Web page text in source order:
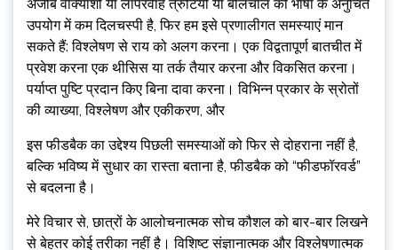
अजीब वाक्यांशों या लापरवाह त्रुटियों या बोलचाल की भाषा के अनुचित
उपयोग में कम दिलचस्पी है, फिर हम इसे प्रणालीगत समस्याएं मान
सकते हैं: विश्लेषण से राय को अलग करना। एक विद्वतापूर्ण बातचीत में
प्रवेश करना एक थीसिस या तर्क तैयार करना और विकसित करना।
पर्याप्त पुष्टि प्रदान किए बिना दावा करना। विभिन्न प्रकार के स्रोतों
की व्याख्या, विश्लेषण और एकीकरण, और
इस फीडबैक का उद्देश्य पिछली समस्याओं को फिर से दोहराना नहीं है,
बल्कि भविष्य में सुधार का रास्ता बताना है, फीडबैक को “फीडफॉरवर्ड”
से बदलना है।
मेरे विचार से, छात्रों के आलोचनात्मक सोच कौशल को बार-बार लिखने
से बेहतर कोई तरीका नहीं है। विशिष्ट संज्ञानात्मक और विश्लेषणात्मक